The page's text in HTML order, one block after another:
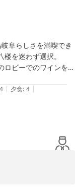
阜らしさを満喫でき
を迷わず選択。
ロビーでのワインを堪
クセス良く迫力ある
な特別な時間を楽し
4 | 夕食: 4 |